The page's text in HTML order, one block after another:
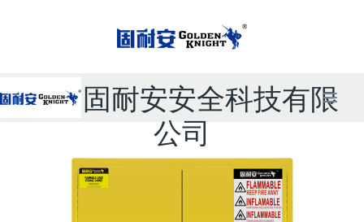
无锡固耐安安全科技有限
公司
联系电话：